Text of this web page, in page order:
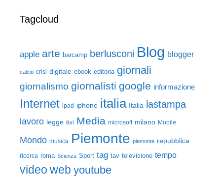
Tagcloud
apple arte barcamp berlusconi Blog blogger
calcio crisi digitale ebook editoria giornali
giornalismo giornalisti google informazione
Internet ipad iphone italia Italia lastampa
lavoro legge libri Media microsoft milano Mobile
Mondo musica Piemonte piemonte repubblica
ricerca roma Scienza Sport tag tav televisione tempo
video web youtube